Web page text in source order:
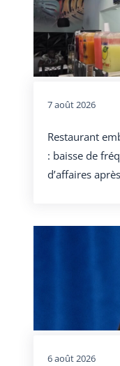
7 août 2026
Restaurant
: baisse de
d’affaires
6 août 2026